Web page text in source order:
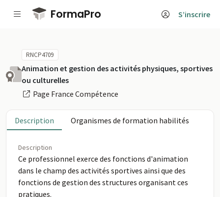
Passer au contenu principal
FormaPro S’inscrire
RNCP4709
Animation et gestion des activités physiques, sportives
ou culturelles
Page France Compétence
Description Organismes de formation habilités
Description
Ce professionnel exerce des fonctions d'animation
dans le champ des activités sportives ainsi que des
fonctions de gestion des structures organisant ces
pratiques.